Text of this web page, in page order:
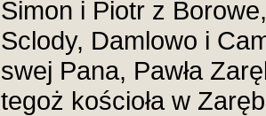
Simon i Piotr z
Sclody, Damlowo i
swej Pana, Pawła
tegoż kościoła w